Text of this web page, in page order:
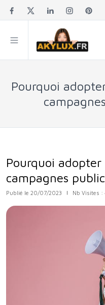
Pourquoi
Pourquoi
campagnes
Publié le 20/07/2023 | Nb Visites :